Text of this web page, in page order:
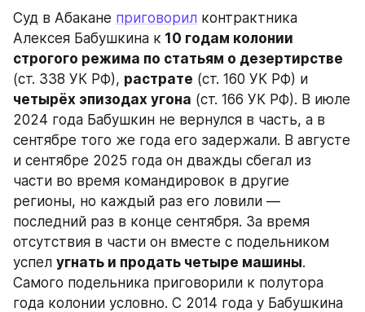
Суд в Абакане приговорил контрактника
Алексея Бабушкина к 10 годам колонии
строгого режима по статьям о дезертирстве
(ст. 338 УК РФ), растрате (ст. 160 УК РФ) и
четырёх эпизодах угона (ст. 166 УК РФ). В июле
2024 года Бабушкин не вернулся в часть, а в
сентябре того же года его задержали. В августе
и сентябре 2025 года он дважды сбегал из
части во время командировок в другие
регионы, но каждый раз его ловили —
последний раз в конце сентября. За время
отсутствия в части он вместе с подельником
успел угнать и продать четыре машины.
Самого подельника приговорили к полутора
года колонии условно. С 2014 года у Бабушкина